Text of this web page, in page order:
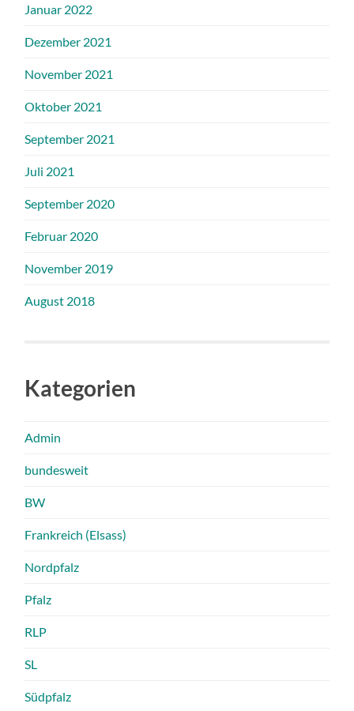
Januar 2022
Dezember 2021
November 2021
Oktober 2021
September 2021
Juli 2021
September 2020
Februar 2020
November 2019
August 2018
Kategorien
Admin
bundesweit
BW
Frankreich (Elsass)
Nordpfalz
Pfalz
RLP
SL
Südpfalz